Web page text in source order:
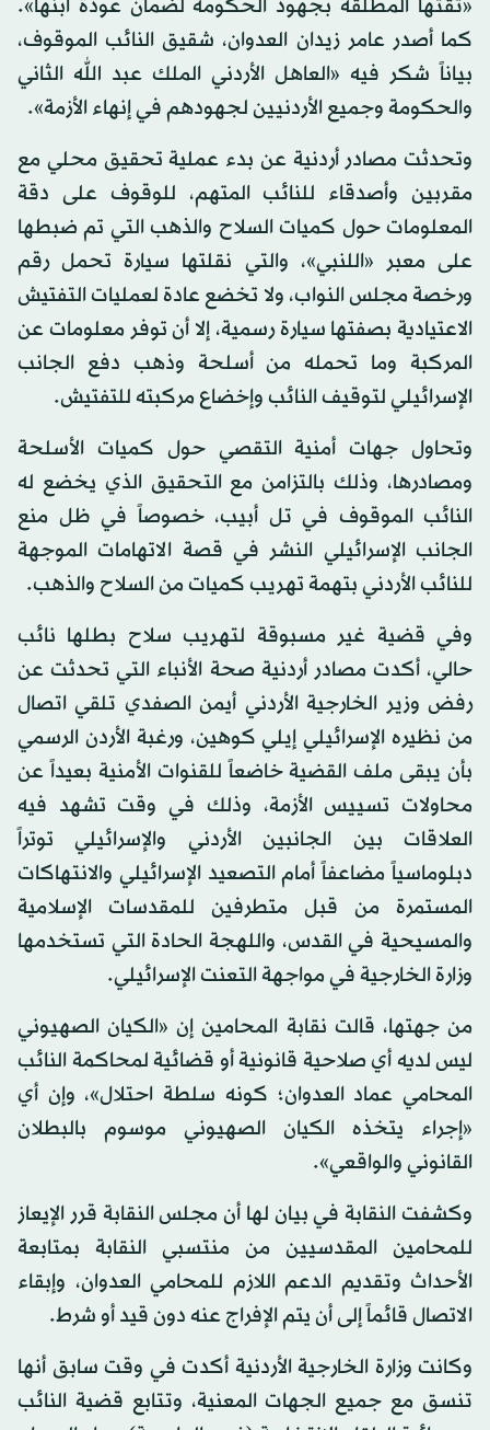
«ثقتها المطلقة بجهود الحكومة لضمان عودة ابنها».
كما أصدر عامر زيدان العدوان، شقيق النائب الموقوف،
بياناً شكر فيه «العاهل الأردني الملك عبد الله الثاني
والحكومة وجميع الأردنيين لجهودهم في إنهاء الأزمة».
وتحدثت مصادر أردنية عن بدء عملية تحقيق محلي مع
مقربين وأصدقاء للنائب المتهم، للوقوف على دقة
المعلومات حول كميات السلاح والذهب التي تم ضبطها
على معبر «اللنبي»، والتي نقلتها سيارة تحمل رقم
ورخصة مجلس النواب، ولا تخضع عادة لعمليات التفتيش
الاعتيادية بصفتها سيارة رسمية، إلا أن توفر معلومات عن
المركبة وما تحمله من أسلحة وذهب دفع الجانب
الإسرائيلي لتوقيف النائب وإخضاع مركبته للتفتيش.
وتحاول جهات أمنية التقصي حول كميات الأسلحة
ومصادرها، وذلك بالتزامن مع التحقيق الذي يخضع له
النائب الموقوف في تل أبيب، خصوصاً في ظل منع
الجانب الإسرائيلي النشر في قصة الاتهامات الموجهة
للنائب الأردني بتهمة تهريب كميات من السلاح والذهب.
وفي قضية غير مسبوقة لتهريب سلاح بطلها نائب
حالي، أكدت مصادر أردنية صحة الأنباء التي تحدثت عن
رفض وزير الخارجية الأردني أيمن الصفدي تلقي اتصال
من نظيره الإسرائيلي إيلي كوهين، ورغبة الأردن الرسمي
بأن يبقى ملف القضية خاضعاً للقنوات الأمنية بعيداً عن
محاولات تسييس الأزمة، وذلك في وقت تشهد فيه
العلاقات بين الجانبين الأردني والإسرائيلي توتراً
دبلوماسياً مضاعفاً أمام التصعيد الإسرائيلي والانتهاكات
المستمرة من قبل متطرفين للمقدسات الإسلامية
والمسيحية في القدس، واللهجة الحادة التي تستخدمها
وزارة الخارجية في مواجهة التعنت الإسرائيلي.
من جهتها، قالت نقابة المحامين إن «الكيان الصهيوني
ليس لديه أي صلاحية قانونية أو قضائية لمحاكمة النائب
المحامي عماد العدوان؛ كونه سلطة احتلال»، وإن أي
«إجراء يتخذه الكيان الصهيوني موسوم بالبطلان
القانوني والواقعي».
وكشفت النقابة في بيان لها أن مجلس النقابة قرر الإيعاز
للمحامين المقدسيين من منتسبي النقابة بمتابعة
الأحداث وتقديم الدعم اللازم للمحامي العدوان، وإبقاء
الاتصال قائماً إلى أن يتم الإفراج عنه دون قيد أو شرط.
وكانت وزارة الخارجية الأردنية أكدت في وقت سابق أنها
تنسق مع جميع الجهات المعنية، وتتابع قضية النائب